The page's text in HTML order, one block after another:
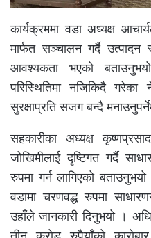
कार्यक्रममा वडा अध्यक्ष
मार्फत सञ्चालन गर्दै उत्पादन
आवश्यकता भएको
परिस्थितिमा नजिकिदै
सुरक्षाप्रति सजग बन्दै
सहकारीका अध्यक्ष
जोखिमीलाई दृष्टिगत गर्दै
रुपमा गर्न लागिएको
वडामा चरणवद्ध रुपमा
उहाँले जानकारी दिनुभयो ।